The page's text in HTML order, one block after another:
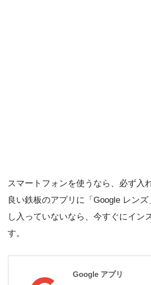
スマートフォンを使うなら、必ず入
良い鉄板のアプリに「Google レン
し入っていないなら、今すぐにイン
す。
Google アプリ